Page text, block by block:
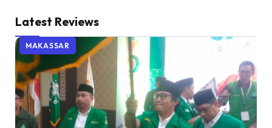
Latest Reviews
MAKASSAR